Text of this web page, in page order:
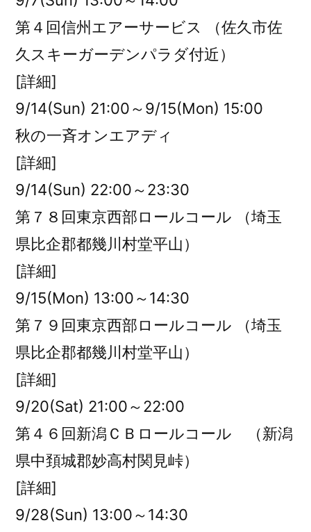
第４回信州エアーサービス （佐久市佐
久スキーガーデンパラダ付近）
[詳細]
9/14(Sun) 21:00～9/15(Mon) 15:00
秋の一斉オンエアディ
[詳細]
9/14(Sun) 22:00～23:30
第７８回東京西部ロールコール （埼玉
県比企郡都幾川村堂平山）
[詳細]
9/15(Mon) 13:00～14:30
第７９回東京西部ロールコール （埼玉
県比企郡都幾川村堂平山）
[詳細]
9/20(Sat) 21:00～22:00
第４６回新潟ＣＢロールコール （新潟
県中頚城郡妙高村関見峠）
[詳細]
9/28(Sun) 13:00～14:30